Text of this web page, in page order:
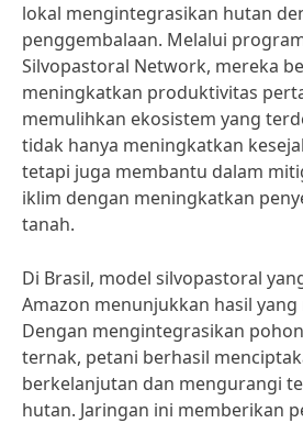
lokal mengintegrasikan hutan
penggembalaan. Melalui
Silvopastoral Network, mereka
meningkatkan produktivitas
memulihkan ekosistem yang
tidak hanya meningkatkan
tetapi juga membantu dalam
iklim dengan meningkatkan
tanah.
Di Brasil, model silvopastoral
Amazon menunjukkan hasil
Dengan mengintegrasikan
ternak, petani berhasil
berkelanjutan dan mengurangi
hutan. Jaringan ini memberikan